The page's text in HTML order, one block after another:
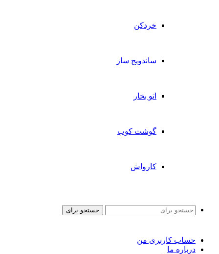
خردکن
ساندویج ساز
اتو بخار
گوشت کوب
کارواش
جستجو برای
حساب کاربری من
درباره ما